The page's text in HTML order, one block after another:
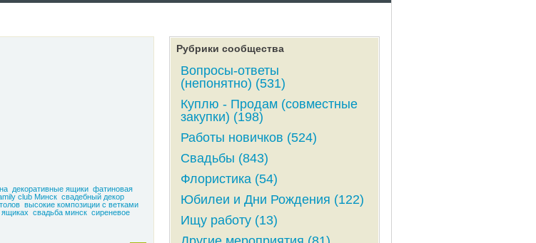
декоративные ящики фатиновая
club Минск свадебный декор
высокие композиции с ветками
ящиках свадьба минск сиреневое
Рубрики сообщества
Вопросы-ответы
(непонятно) (531)
Куплю - Продам (совместные
закупки) (198)
Работы новичков (524)
Свадьбы (843)
Флористика (54)
Юбилеи и Дни Рождения (122)
Ищу работу (13)